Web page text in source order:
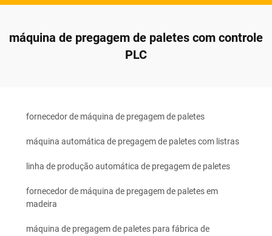
máquina de pregagem de paletes com controle
PLC
fornecedor de máquina de pregagem de paletes
máquina automática de pregagem de paletes com listras
linha de produção automática de pregagem de paletes
fornecedor de máquina de pregagem de paletes em
madeira
máquina de pregagem de paletes para fábrica de